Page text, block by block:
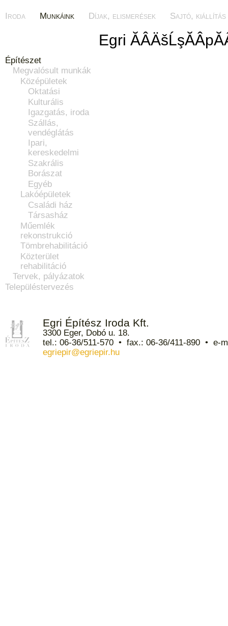
Iroda Munkáink Díjak, elismerések Sajtó, kiállítás
Építészet
Megvalósult munkák
Középületek
Oktatási
Kulturális
Igazgatás, iroda
Szállás,
vendéglátás
Ipari,
kereskedelmi
Szakrális
Borászat
Egyéb
Lakóépületek
Családi ház
Társasház
Műemlék
rekonstrukció
Tömbrehabilitáció
Közterület
rehabilitáció
Tervek, pályázatok
Településtervezés
Egri
Egri Építész Iroda Kft.
3300 Eger, Dobó u. 18.
tel.: 06-36/511-570 • fax.: 06-36/411-890 • e-
egriepir@egriepir.hu